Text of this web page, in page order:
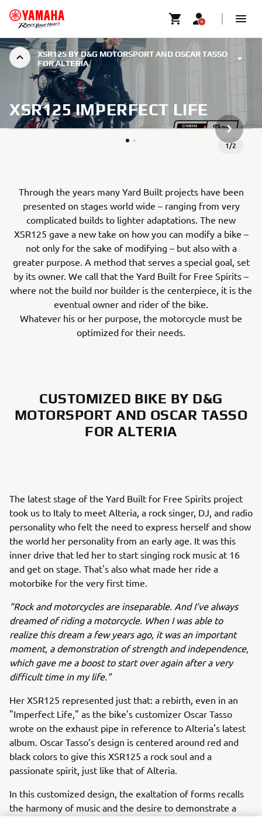
XSR125 BY D&G MOTORSPORT AND OSCAR TASSO
FOR ALTERIA
XSR125 IMPERFECT LIFE
1/2
Through the years many Yard Built projects have been
presented on stages world wide – ranging from very
complicated builds to lighter adaptations. The new
XSR125 gave a new take on how you can modify a bike –
not only for the sake of modifying – but also with a
greater purpose. A method that serves a special goal, set
by its owner. We call that the Yard Built for Free Spirits –
where not the build nor builder is the centerpiece, it is the
eventual owner and rider of the bike.
Whatever his or her purpose, the motorcycle must be
optimized for their needs.
CUSTOMIZED BIKE BY D&G
MOTORSPORT AND OSCAR TASSO
FOR ALTERIA
The latest stage of the Yard Built for Free Spirits project
took us to Italy to meet Alteria, a rock singer, DJ, and radio
personality who felt the need to express herself and show
the world her personality from an early age. It was this
inner drive that led her to start singing rock music at 16
and get on stage. That's also what made her ride a
motorbike for the very first time.
“Rock and motorcycles are inseparable. And I’ve always
dreamed of riding a motorcycle. When I was able to
realize this dream a few years ago, it was an important
moment, a demonstration of strength and independence,
which gave me a boost to start over again after a very
difficult time in my life."
Her XSR125 represented just that: a rebirth, even in an
"Imperfect Life," as the bike's customizer Oscar Tasso
wrote on the exhaust pipe in reference to Alteria's latest
album. Oscar Tasso’s design is centered around red and
black colors to give this XSR125 a rock soul and a
passionate spirit, just like that of Alteria.
In this customized design, the exaltation of forms recalls
the harmony of music and the desire to demonstrate a